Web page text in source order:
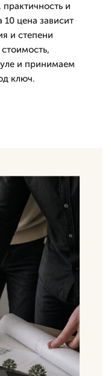
и
цена зависит
и степени
и принимаем
ключ.